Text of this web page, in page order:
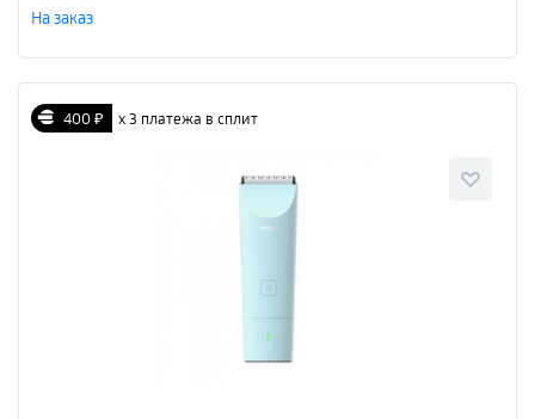
На заказ
400 ₽ х 3 платежа в сплит